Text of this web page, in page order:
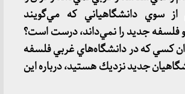
از سوي دانشگاهياني كه مي‌گويند
جديد را نمي‌داند، درست است؟
كسي كه در دانشگاه‌هاي غربي فلسفه
جديد نزديك هستيد، درباره اين